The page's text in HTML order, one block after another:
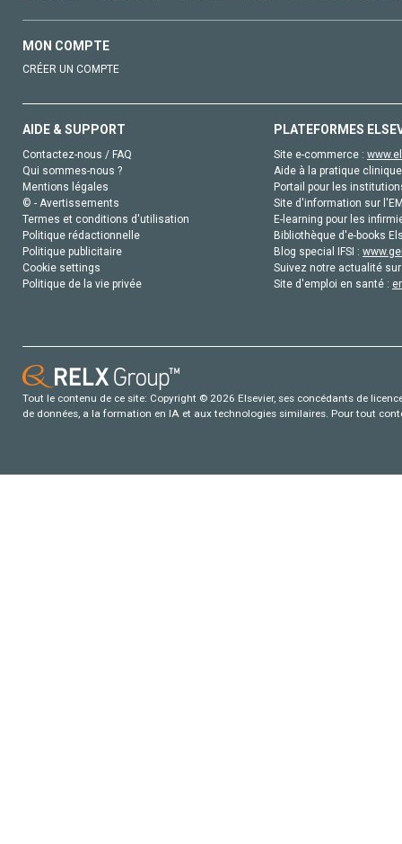
MON COMPTE
CRÉER UN COMPTE
AIDE & SUPPORT
Contactez-nous / FAQ
Qui sommes-nous ?
Mentions légales
© - Avertissements
Termes et conditions d'utilisation
Politique rédactionnelle
Politique publicitaire
Cookie settings
Politique de la vie privée
PLATEFORMES
Site e-commerce :
Aide à la pratique
Portail pour les
Site d'information sur
E-learning pour les
Bibliothèque d'e-books
Blog special IFSI :
Suivez notre actualité
Site d'emploi en santé :
Tout le contenu de ce site: Copyright © 2026 Elsevier, ses concédants de
de données, a la formation en IA et aux technologies similaires. Pour tout